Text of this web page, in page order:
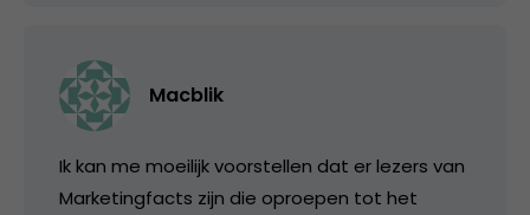
Macblik
Ik kan me moeilijk voorstellen dat er lezers van
Marketingfacts zijn die oproepen tot het